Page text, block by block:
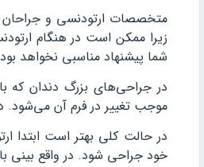
متخصصات ارتودنسی و جراحان
زیرا ممکن است در هنگام
شما پیشنهاد مناسبی نخواهد
موجب تغییر در فرم آن می‌شود.
در حالت کلی بهتر است ابتدا
خود جراحی شود. در واقع بینی